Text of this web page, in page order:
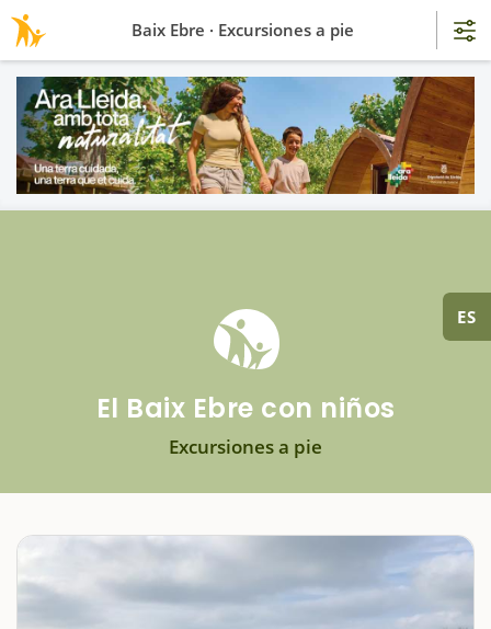
ES
El Baix Ebre con niños
Excursiones a pie
Baix Ebre · Excursiones a pie